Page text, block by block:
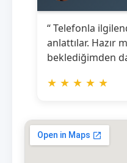
“ Telefonla
anlattılar. Hazır
beklediğimden
★ ★ ★ ★ ★